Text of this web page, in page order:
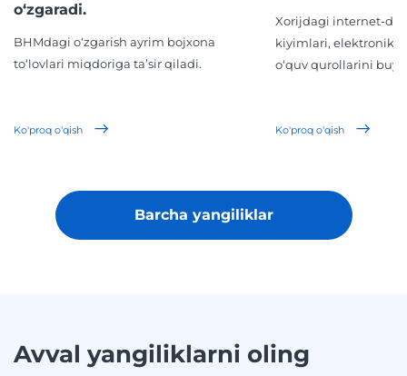
o‘zgaradi.
BHMdagi o‘zgarish ayrim bojxona
to‘lovlari miqdoriga ta’sir qiladi.
Ko'proq o'qish
Xorijdagi internet-
kiyimlari, elektronika,
o‘quv qurollarini
Ko'proq o'qish
Barcha yangiliklar
Avval yangiliklarni oling